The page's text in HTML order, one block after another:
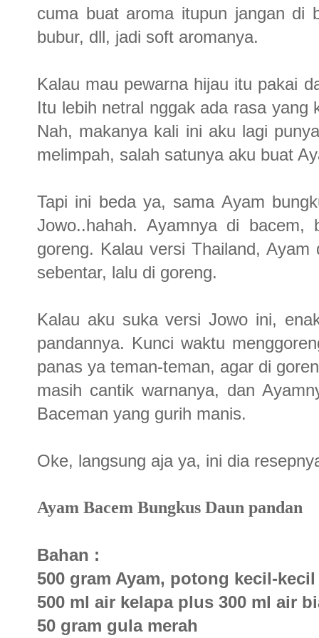
cuma buat aroma itupun jangan di
bubur, dll, jadi soft aromanya.
Kalau mau pewarna hijau itu pakai
Itu lebih netral nggak ada rasa yang
Nah, makanya kali ini aku lagi
melimpah, salah satunya aku buat
Tapi ini beda ya, sama Ayam
Jowo..hahah. Ayamnya di
goreng. Kalau versi Thailand,
sebentar, lalu di goreng.
Kalau aku suka versi Jowo ini,
pandannya. Kunci waktu
panas ya teman-teman, agar di
masih cantik warnanya, dan
Baceman yang gurih manis.
Oke, langsung aja ya, ini dia
Ayam Bacem Bungkus Daun pandan
Bahan :
500 gram Ayam, potong kecil-
500 ml air kelapa plus 300 ml air
50 gram gula merah